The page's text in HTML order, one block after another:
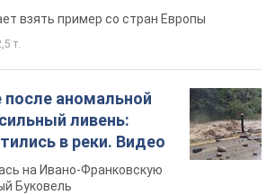
взять пример со стран Европы
т.
после аномальной
ливень:
в реки. Видео
на Ивано-Франковскую
Буковель